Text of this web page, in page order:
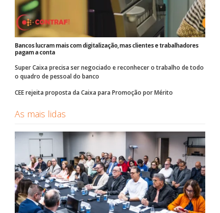
Bancos lucram mais com digitalização, mas clientes e trabalhadores
pagam a conta
Super Caixa precisa ser negociado e reconhecer o trabalho de todo
o quadro de pessoal do banco
CEE rejeita proposta da Caixa para Promoção por Mérito
As mais lidas